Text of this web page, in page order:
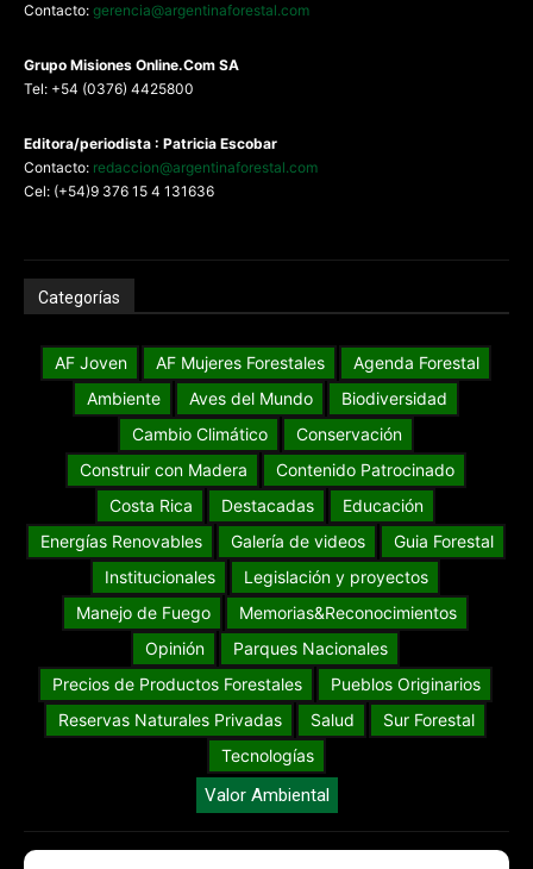
Contacto: gerencia@argentinaforestal.com
Grupo Misiones Online.Com SA
Tel: +54 (0376) 4425800
Editora/periodista : Patricia Escobar
Contacto: redaccion@argentinaforestal.com
Cel: (+54)9 376 15 4 131636
Categorías
AF Joven AF Mujeres Forestales
Agenda Forestal
Ambiente
Aves del Mundo
Biodiversidad
Cambio Climático
Conservación
Construir con Madera
Contenido Patrocinado
Costa Rica
Destacadas
Educación
Energías Renovables
Galería de videos
Guia Forestal
Institucionales
Legislación y proyectos
Manejo de Fuego
Memorias&Reconocimientos
Opinión
Parques Nacionales
Precios de Productos Forestales
Pueblos Originarios
Reservas Naturales Privadas
Salud
Sur Forestal
Tecnologías
Valor Ambiental